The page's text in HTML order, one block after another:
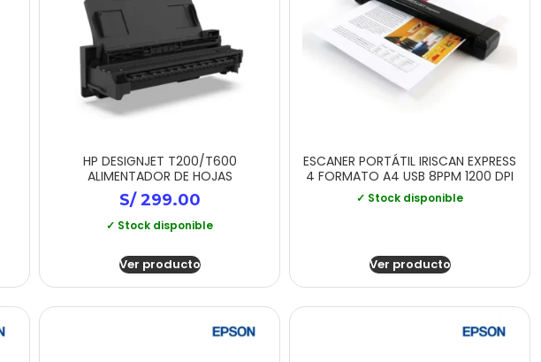
HP DESIGNJET T200/T600
ALIMENTADOR DE HOJAS
S/299.00
✓ Stock disponible
Ver producto
ESCANER PORTÁTIL IRISCAN EXPRESS
4 FORMATO A4 USB 8PPM 1200 DPI
✓ Stock disponible
Ver producto